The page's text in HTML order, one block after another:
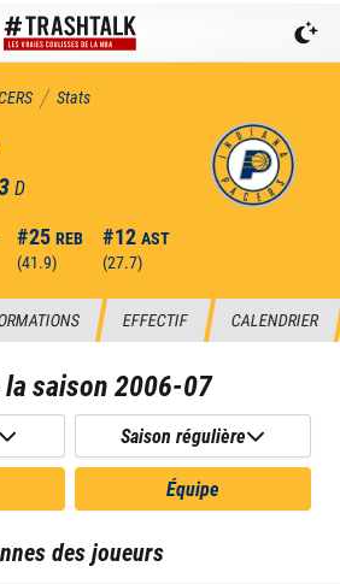
Stats
D
#25 REB
(41.9)
#12 AST
(27.7)
EFFECTIF CALENDRIER
saison2006-07
Saison régulière
Équipe
des joueurs